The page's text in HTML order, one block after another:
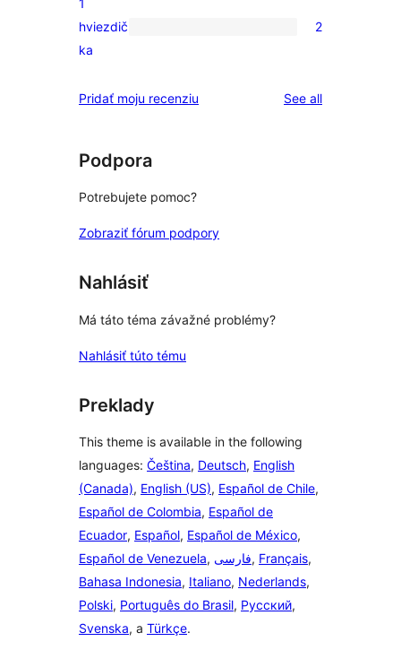
hodnotením
s
2-
hviezdičkovým
2
recenzie
1-
hodnotením
hviezdič
ka
2
Pridať moju recenziu See allreviews
Podpora
Potrebujete pomoc?
Zobraziť fórum podpory
Nahlásiť
Má táto téma závažné problémy?
Nahlásiť túto tému
Preklady
This theme is available in the following
languages: Čeština, Deutsch, English
(Canada), English (US), Español de Chile,
Español de Colombia, Español de
Ecuador, Español, Español de México,
Español de Venezuela, فارسی, Français,
Bahasa Indonesia, Italiano, Nederlands,
Polski, Português do Brasil, Русский,
Svenska, a Türkçe.